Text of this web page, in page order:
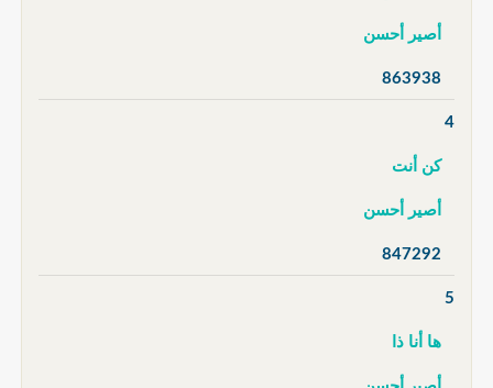
أصير أحسن
863938
4
كن أنت
أصير أحسن
847292
5
ها أنا ذا